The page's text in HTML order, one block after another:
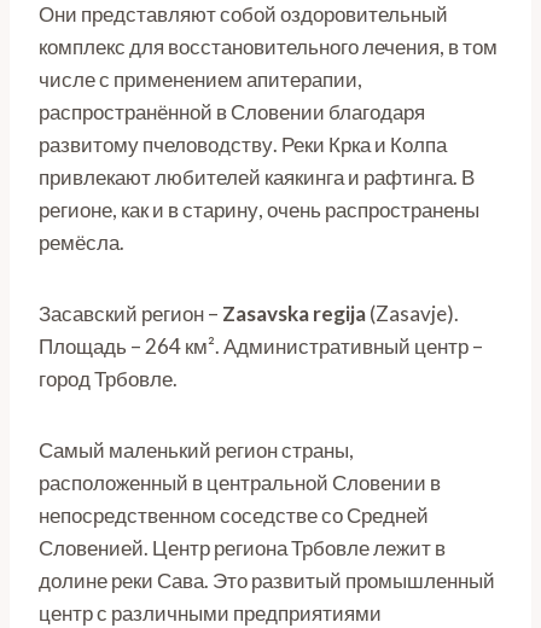
Они представляют собой оздоровительный
комплекс для восстановительного лечения, в том
числе с применением апитерапии,
распространённой в Словении благодаря
развитому пчеловодству. Реки Крка и Колпа
привлекают любителей каякинга и рафтинга. В
регионе, как и в старину, очень распространены
ремёсла.
Засавский регион – Zasavskaregija(Zasavje).
Площадь – 264 км². Административный центр –
город Трбовле.
Самый маленький регион страны,
расположенный в центральной Словении в
непосредственном соседстве со Средней
Словенией. Центр региона Трбовле лежит в
долине реки Сава. Это развитый промышленный
центр с различными предприятиями